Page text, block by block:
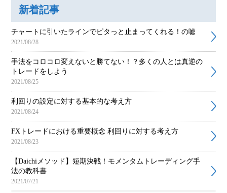
新着記事
チャートに引いたラインでピタっと止まってくれる！の嘘
2021/08/28
手法をコロコロ変えないと勝てない！？多くの人とは真逆の
トレードをしよう
2021/08/25
利回りの設定に対する基本的な考え方
2021/08/24
FXトレードにおける重要概念 利回りに対する考え方
2021/08/23
【Daichiメソッド】短期決戦！モメンタムトレーディング手
法の教科書
2021/07/21